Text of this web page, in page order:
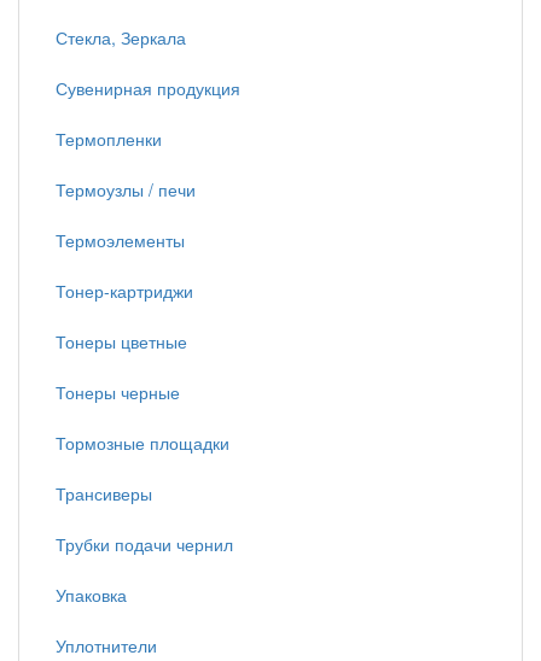
Стекла, Зеркала
Сувенирная продукция
Термопленки
Термоузлы / печи
Термоэлементы
Тонер-картриджи
Тонеры цветные
Тонеры черные
Тормозные площадки
Трансиверы
Трубки подачи чернил
Упаковка
Уплотнители